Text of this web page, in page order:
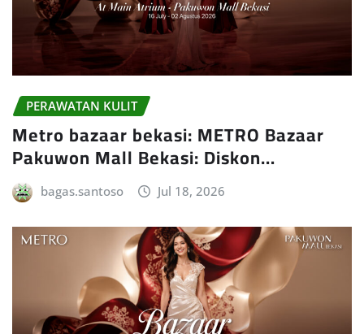
PERAWATAN KULIT
Metro bazaar bekasi: METRO Bazaar
Pakuwon Mall Bekasi: Diskon…
bagas.santoso Jul 18, 2026